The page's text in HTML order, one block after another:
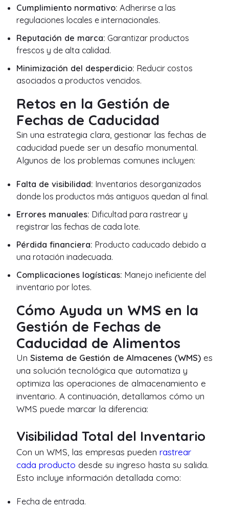
Cumplimiento normativo: Adherirse a las
regulaciones locales e internacionales.
Reputación de marca: Garantizar productos
frescos y de alta calidad.
Minimización del desperdicio: Reducir costos
asociados a productos vencidos.
Retos en la Gestión de
Fechas de Caducidad
Sin una estrategia clara, gestionar las fechas de
caducidad puede ser un desafío monumental.
Algunos de los problemas comunes incluyen:
Falta de visibilidad: Inventarios desorganizados
donde los productos más antiguos quedan al final.
Errores manuales: Dificultad para rastrear y
registrar las fechas de cada lote.
Pérdida financiera: Producto caducado debido a
una rotación inadecuada.
Complicaciones logísticas: Manejo ineficiente del
inventario por lotes.
Cómo Ayuda un WMS en la
Gestión de Fechas de
Caducidad de Alimentos
Un Sistema de Gestión de Almacenes (WMS) es
una solución tecnológica que automatiza y
optimiza las operaciones de almacenamiento e
inventario. A continuación, detallamos cómo un
WMS puede marcar la diferencia:
Visibilidad Total del Inventario
Con un WMS, las empresas pueden rastrear
cada producto desde su ingreso hasta su salida.
Esto incluye información detallada como:
Fecha de entrada.